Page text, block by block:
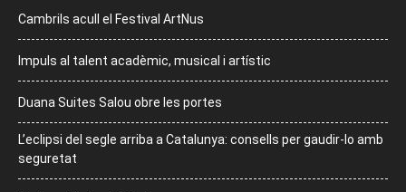
Cambrils acull el Festival ArtNus
Impuls al talent acadèmic, musical i artístic
Duana Suites Salou obre les portes
L’eclipsi del segle arriba a Catalunya: consells per gaudir-lo amb
seguretat